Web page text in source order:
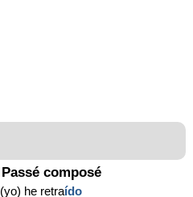
Passé composé
(yo) he retraído